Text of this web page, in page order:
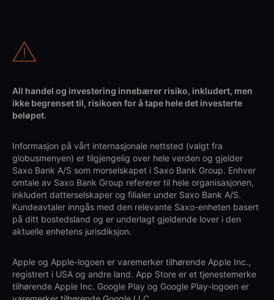
All handel og investering innebærer risiko, inkludert, men
ikke begrenset til, risikoen for å tape hele det investerte
beløpet.
Informasjon på vårt internasjonale nettsted (valgt fra
globusmenyen) er tilgjengelig over hele verden og gjelder
Saxo Bank A/S som morselskapet i Saxo Bank Group. Enhver
omtale av Saxo Bank Group refererer til hele organisasjonen,
inkludert datterselskaper og filialer under Saxo Bank A/S.
Kundeavtaler inngås med den relevante Saxo-enheten basert
på ditt bostedsland og er underlagt gjeldende lover i den
aktuelle enhetens jurisdiksjon.
Apple og Apple-logoen er varemerker tilhørende Apple Inc.,
registrert i USA og andre land. App Store er et tjenestemerke
tilhørende Apple Inc. Google Play og Google Play-logoen er